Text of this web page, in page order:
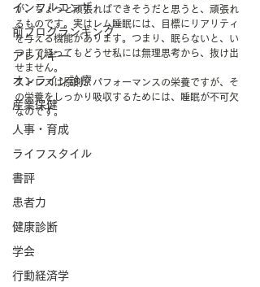
インフルエンザ
前ブログランキング
アレルギー
オンライン診療
産業保健
人事・育成
ライフスタイル
書評
患者力
健康診断
学会
行動経済学
が、ちょっと頑張ればできそうだと思うと、頑張れ
るものです。実はレム睡眠には、目標にリアリティ
を与える機能があります。つまり、眠らないと、い
つまで経ってもどうせ私には無理思考から、抜け出
せません。
ストレスは原則、パフォーマンスの栄養ですが、そ
の栄養をしっかり吸収するためには、睡眠が不可欠
なのです。